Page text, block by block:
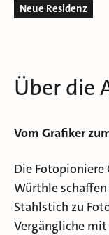
Neue Residenz
Über die
Vom Grafiker
Die Fotopioniere
Würthle
Stahlstich zu
Vergängliche